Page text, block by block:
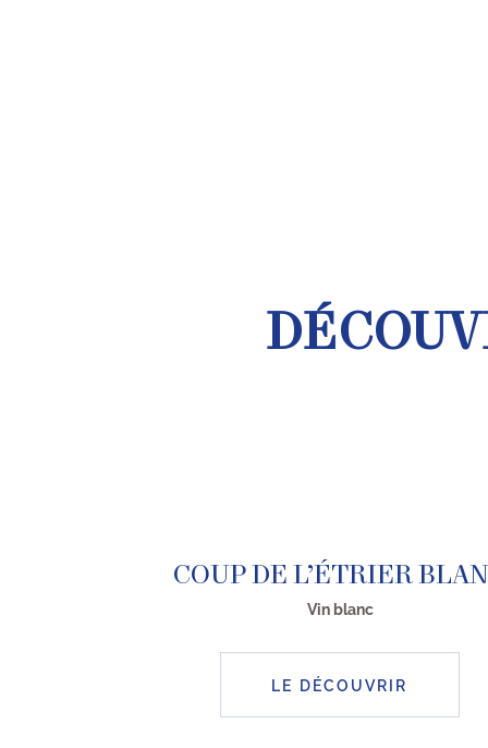
COUP DE L’ÉTRIER
Vin blanc
LE DÉCOUVRIR